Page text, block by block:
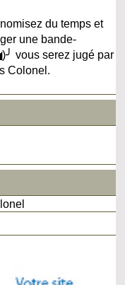
du temps et
une bande-
vous serez jugé par
Colonel.